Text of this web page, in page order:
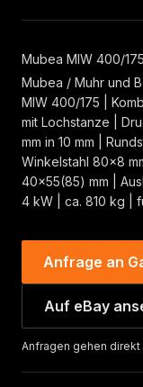
Mubea MIW 400/
Mubea / Muhr und
MIW 400/175 |
mit Lochstanze |
mm in 10 mm |
Winkelstahl 80×8
40×55(85) mm |
4 kW | ca. 810 kg |
Anfrage an
Auf eBay
Anfragen gehen direkt